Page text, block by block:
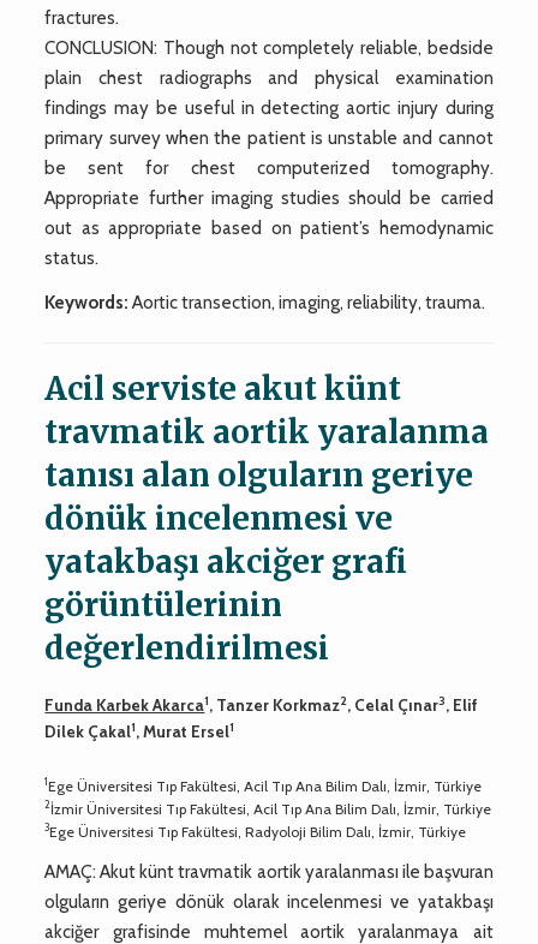
fractures.
CONCLUSION: Though not completely reliable, bedside
plain chest radiographs and physical examination
findings may be useful in detecting aortic injury during
primary survey when the patient is unstable and cannot
be sent for chest computerized tomography.
Appropriate further imaging studies should be carried
out as appropriate based on patient’s hemodynamic
status.
Keywords: Aortic transection, imaging, reliability, trauma.
Acil serviste akut künt
travmatik aortik yaralanma
tanısı alan olguların geriye
dönük incelenmesi ve
yatakbaşı akciğer grafi
görüntülerinin
değerlendirilmesi
Funda Karbek Akarca1, Tanzer Korkmaz2, Celal Çınar3, Elif
Dilek Çakal1, Murat Ersel1
1Ege Üniversitesi Tıp Fakültesi, Acil Tıp Ana Bilim Dalı, İzmir, Türkiye
2İzmir Üniversitesi Tıp Fakültesi, Acil Tıp Ana Bilim Dalı, İzmir, Türkiye
3Ege Üniversitesi Tıp Fakültesi, Radyoloji Bilim Dalı, İzmir, Türkiye
AMAÇ: Akut künt travmatik aortik yaralanması ile başvuran
olguların geriye dönük olarak incelenmesi ve yatakbaşı
akciğer grafisinde muhtemel aortik yaralanmaya ait